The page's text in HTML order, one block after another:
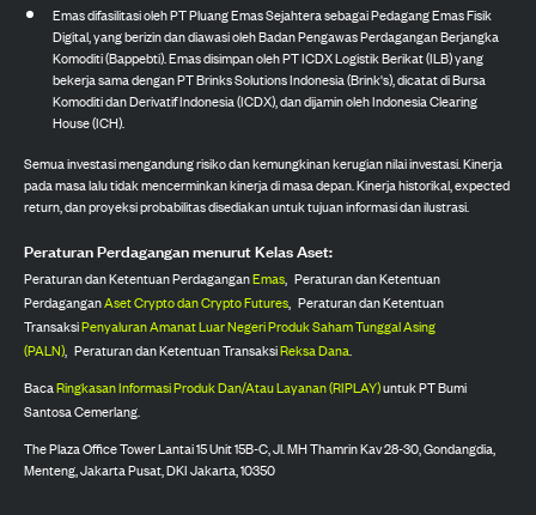
Emas difasilitasi oleh PT Pluang Emas Sejahtera sebagai Pedagang Emas Fisik
Digital, yang berizin dan diawasi oleh Badan Pengawas Perdagangan Berjangka
Komoditi (Bappebti). Emas disimpan oleh PT ICDX Logistik Berikat (ILB) yang
bekerja sama dengan PT Brinks Solutions Indonesia (Brink's), dicatat di Bursa
Komoditi dan Derivatif Indonesia (ICDX), dan dijamin oleh Indonesia Clearing
House (ICH).
Semua investasi mengandung risiko dan kemungkinan kerugian nilai investasi. Kinerja
pada masa lalu tidak mencerminkan kinerja di masa depan. Kinerja historikal, expected
return, dan proyeksi probabilitas disediakan untuk tujuan informasi dan ilustrasi.
Peraturan Perdagangan menurut Kelas Aset:
Peraturan dan Ketentuan PerdaganganEmas, Peraturan dan Ketentuan
PerdaganganAset Crypto dan Crypto Futures, Peraturan dan Ketentuan
TransaksiPenyaluran Amanat Luar Negeri Produk Saham Tunggal Asing
(PALN), Peraturan dan Ketentuan TransaksiReksa Dana.
BacaRingkasan Informasi Produk Dan/Atau Layanan (RIPLAY)untuk PT Bumi
Santosa Cemerlang.
The Plaza Office Tower Lantai 15 Unit 15B-C, Jl. MH Thamrin Kav 28-30, Gondangdia,
Menteng, Jakarta Pusat, DKI Jakarta, 10350